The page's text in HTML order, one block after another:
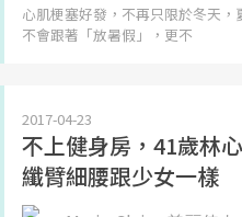
心肌梗塞好發，不再只限於冬天
不會跟著「放暑假」，更不
2017-04-23
不上健身房，41歲林
纖臂細腰跟少女一樣